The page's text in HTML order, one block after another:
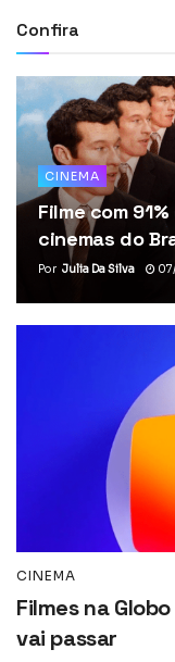
Confira
CINEMA
Filme com
cinemas do
Por Julia Da Silva
CINEMA
Filmes na
vai passar